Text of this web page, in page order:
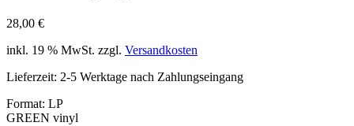
28,00 €
inkl. 19 % MwSt. zzgl. Versandkosten
Lieferzeit: 2-5 Werktage nach Zahlungseingang
Format: LP
GREEN vinyl